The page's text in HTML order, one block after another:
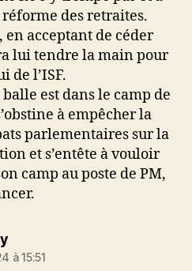
des retraites.
en acceptant de céder
lui tendre la main pour
de l’ISF.
est dans le camp de
à empêcher la
parlementaires sur la
et s’entête à vouloir
camp au poste de PM,
dit :
à 15:51